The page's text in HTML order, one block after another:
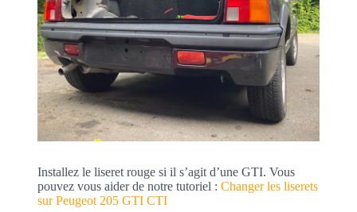
Installez le liseret rouge si il s’agit d’une GTI. Vous
pouvez vous aider de notre tutoriel : Changer les liserets
sur Peugeot 205 GTI CTI